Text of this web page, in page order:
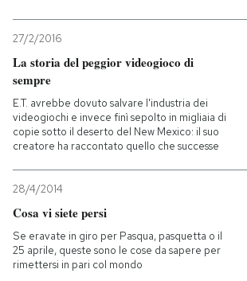
27/2/2016
La storia del peggior videogioco di
sempre
E.T. avrebbe dovuto salvare l'industria dei
videogiochi e invece finì sepolto in migliaia di
copie sotto il deserto del New Mexico: il suo
creatore ha raccontato quello che successe
28/4/2014
Cosa vi siete persi
Se eravate in giro per Pasqua, pasquetta o il
25 aprile, queste sono le cose da sapere per
rimettersi in pari col mondo